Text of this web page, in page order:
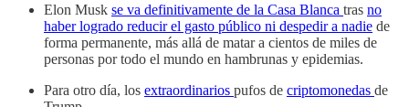
Elon Musk se va definitivamente de la Casa Blanca tras no
haber logrado reducir el gasto público ni despedir a nadie de
forma permanente, más allá de matar a cientos de miles de
personas por todo el mundo en hambrunas y epidemias.
Para otro día, los extraordinarios pufos de criptomonedas de